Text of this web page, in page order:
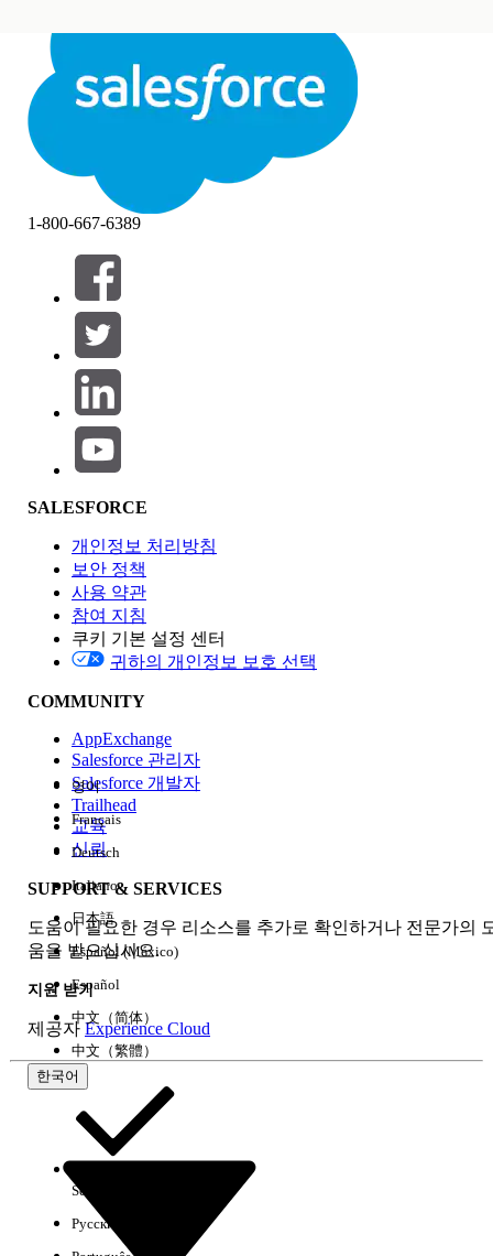
닫기닫기
필터 (0)
필터 선택
제품 영역
기능 영향
Edition
경험
1-800-667-6389
SALESFORCE
개인정보 처리방침
보안 정책
사용 약관
참여 지침
쿠키 기본 설정 센터
귀하의 개인정보 보호 선택
COMMUNITY
AppExchange
Salesforce 관리자
Salesforce 개발자
Trailhead
교육
신뢰
SUPPORT & SERVICES
도움이 필요한 경우 리소스를 추가로 확인하거나 전문가의
움을 받으십시오.
지원 받기
제공자 Experience Cloud
한국어
영어
Français
Deutsch
Italiano
日本語
Español (México)
Español
中文（简体）
中文（繁體）
Select Org
Русский